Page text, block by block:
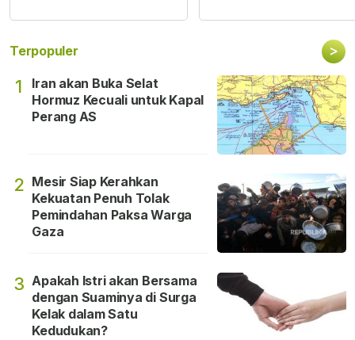
Terpopuler >
1
Iran akan Buka Selat
Hormuz Kecuali untuk Kapal
Perang AS
2 Mesir Siap Kerahkan
Kekuatan Penuh Tolak
Pemindahan Paksa Warga
Gaza
3 Apakah Istri akan Bersama
dengan Suaminya di Surga
Kelak dalam Satu
Kedudukan?